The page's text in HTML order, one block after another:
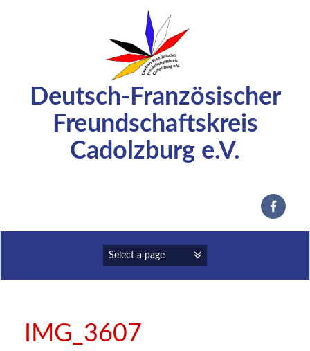
Deutsch-Französischer
Freundschaftskreis
Cadolzburg e.V.
IMG_3607